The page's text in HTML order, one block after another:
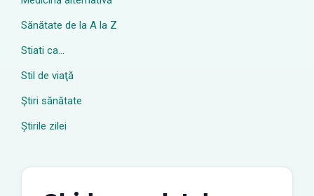
Sănătate de la A la Z
Stiati ca…
Stil de viaţă
Ştiri sănătate
Știrile zilei